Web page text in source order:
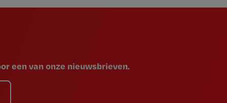
een van onze nieuwsbrieven.